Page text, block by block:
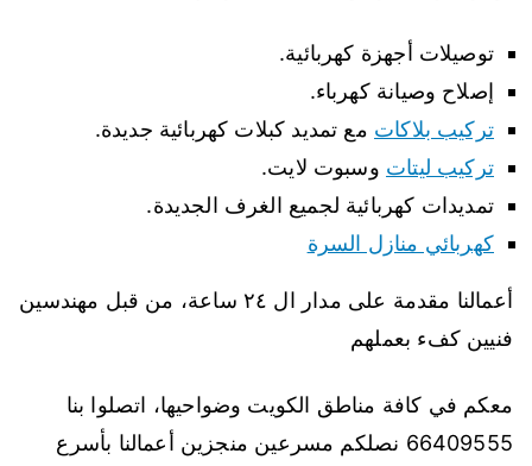
توصيلات أجهزة كهربائية.
إصلاح وصيانة كهرباء.
تركيب بلاكات مع تمديد كبلات كهربائية جديدة.
تركيب ليتات وسبوت لايت.
تمديدات كهربائية لجميع الغرف الجديدة.
كهربائي منازل السرة
أعمالنا مقدمة على مدار ال ٢٤ ساعة، من قبل مهندسين
فنيين كفء بعملهم
معكم في كافة مناطق الكويت وضواحيها، اتصلوا بنا
66409555 نصلكم مسرعين منجزين أعمالنا بأسرع